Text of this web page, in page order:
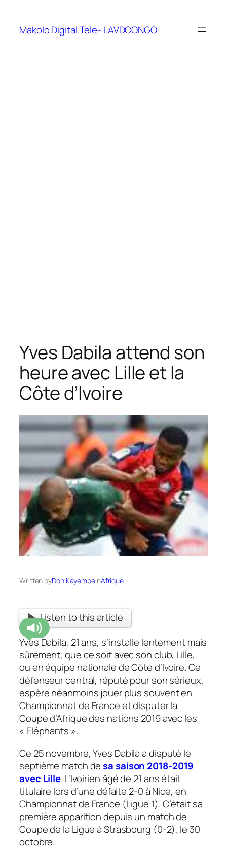
Makolo Digital Tele- LAVDCONGO
Yves Dabila attend son
heure avec Lille et la
Côte d’Ivoire
Written byDon KayembeinAfrique
Listen to this article
Yves Dabila, 21 ans, s’installe lentement mais
sûrement, que ce soit avec son club, Lille,
ou en équipe nationale de Côte d’Ivoire. Ce
défenseur central, réputé pour son sérieux,
espère néanmoins jouer plus souvent en
Championnat de France et disputer la
Coupe d’Afrique des nations 2019 avec les
« Eléphants ».
Ce 25 novembre, Yves Dabila a disputé le
septième match desa saison 2018-2019
avec Lille. L’Ivoirien âgé de 21 ans était
titulaire lors d’une défaite 2-0 à Nice, en
Championnat de France (Ligue 1). C’était sa
première apparition depuis un match de
Coupe de la Ligue à Strasbourg (0-2), le 30
octobre.